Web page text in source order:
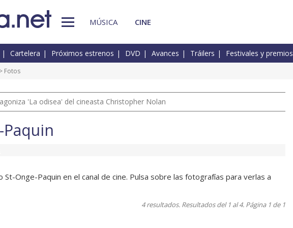
MÚSICA CINE
Cartelera Próximos estrenos DVD Avances Tráilers Festivales y premios
> Fotos
'La odisea' del cineasta Christopher Nolan
St-Onge-Paquin en el canal de cine. Pulsa sobre las fotografías para verlas a
4 resultados. Resultados del 1 al 4. Página 1 de 1